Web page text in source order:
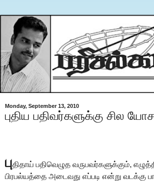
Monday, September 13, 2010
புதிய பதிவர்களுக்கு சில
புதிதாய் பதிவெழுத வருபவர்களுக்கும்,
பிரபல்யத்தை அடைவது எப்படி என்று வடக்கு